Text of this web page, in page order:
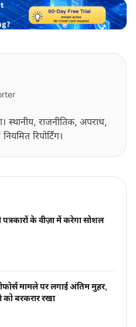
स्थानीय, राजनीतिक, अपराध,
रिपोर्टिंग।
पत्रकारों के वीज़ा में करेगा सोशल
मामले पर लगाई अंतिम मुहर,
बरकरार रखा